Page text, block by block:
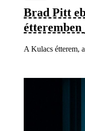
Brad Pitt
A Kulacs étterem,